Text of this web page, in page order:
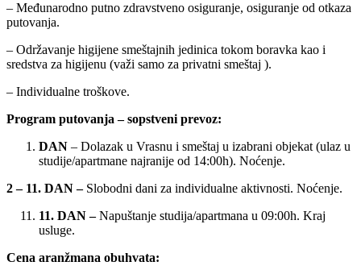
– Međunarodno putno zdravstveno osiguranje, osiguranje od otkaza
putovanja.
– Održavanje higijene smeštajnih jedinica tokom boravka kao i
sredstva za higijenu (važi samo za privatni smeštaj ).
– Individualne troškove.
Program putovanja –sopstveni prevoz:
DAN – Dolazak u Vrasnu i smeštaj u izabrani objekat (ulaz u
studije/apartmane najranije od 14:00h). Noćenje.
2– 11. DAN– Slobodni dani za individualne aktivnosti. Noćenje.
11. DAN–Napuštanje studija/apartmana u 09:00h. Kraj
usluge.
Cena aranžmana obuhvata: